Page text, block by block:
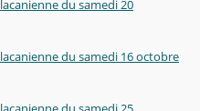
du samedi 20
du samedi 16 octobre